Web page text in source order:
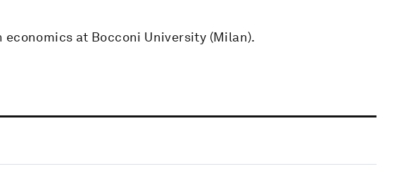
economics at Bocconi University (Milan).